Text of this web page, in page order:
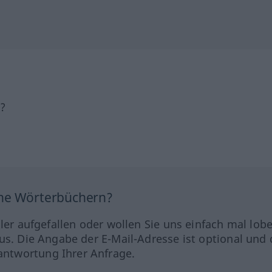
Wörterbüchern?
aufgefallen oder wollen Sie uns einfach mal
Die Angabe der E-Mail-Adresse ist optional und
Ihrer Anfrage.